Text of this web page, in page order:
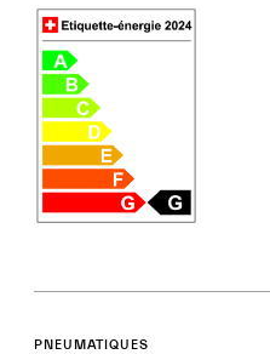
PNEUMATIQUES